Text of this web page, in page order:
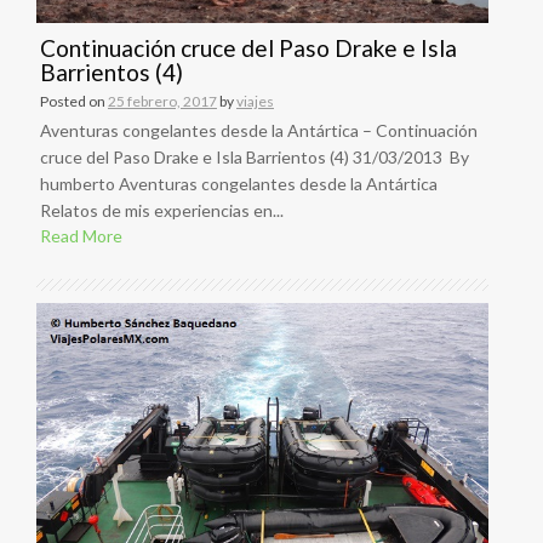
Continuación cruce del Paso Drake e Isla
Barrientos (4)
Posted on 25 febrero, 2017byviajes
Aventuras congelantes desde la Antártica – Continuación
cruce del Paso Drake e Isla Barrientos (4) 31/03/2013 By
humberto Aventuras congelantes desde la Antártica
Relatos de mis experiencias en...
Read More